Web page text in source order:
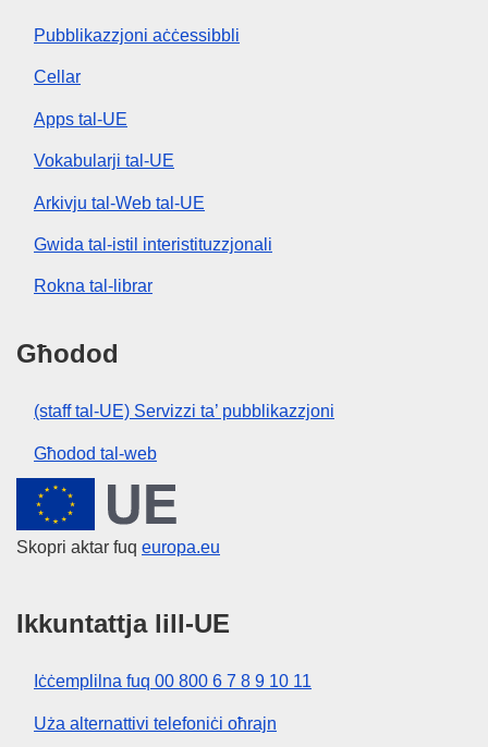
Pubblikazzjoni aċċessibbli
Cellar
Apps tal-UE
Vokabularji tal-UE
Arkivju tal-Web tal-UE
Gwida tal-istil interistituzzjonali
Rokna tal-librar
Għodod
(staff tal-UE) Servizzi ta’ pubblikazzjoni
Għodod tal-web
Unjoni Ewropea
Skopri aktar fuq europa.eu
Ikkuntattja lill-UE
Iċċemplilna fuq 00 800 6 7 8 9 10 11
Uża alternattivi telefoniċi oħrajn